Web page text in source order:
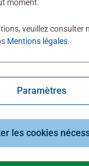
est immense. Nos
moment.
veuillez consulter
Mentions légales.
Paramètres
les cookies